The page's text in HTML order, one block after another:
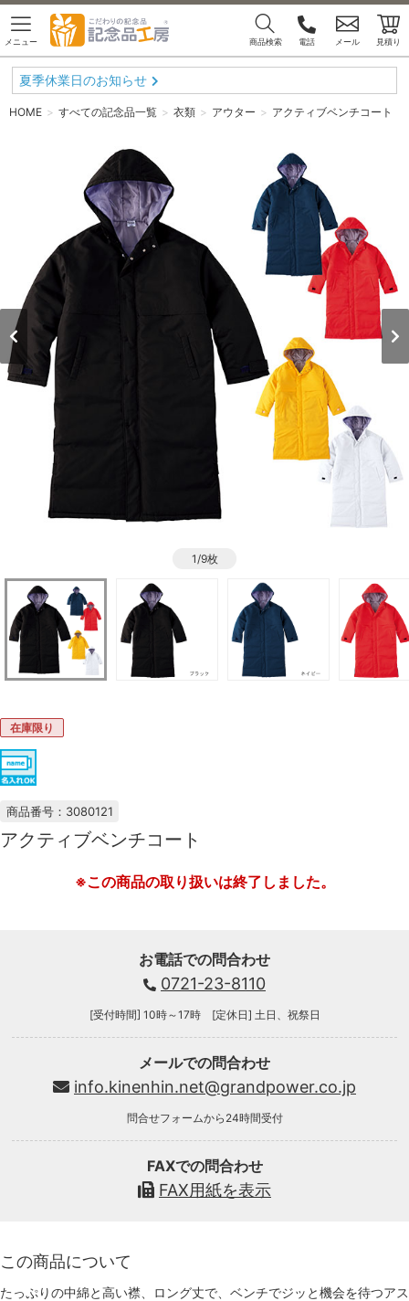
メニュー 商品検索 電話 メール 見積り
夏季休業日のお知らせ
HOME すべての記念品一覧 衣類 アウター アクティブベンチコート
1/9枚
在庫限り
商品番号：3080121
アクティブベンチコート
※この商品の取り扱いは終了しました。
お電話での問合わせ
0721-23-8110
[受付時間] 10時～17時 [定休日] 土日、祝祭日
メールでの問合わせ
info.kinenhin.net@grandpower.co.jp
問合せフォームから24時間受付
FAXでの問合わせ
FAX用紙を表示
この商品について
たっぷりの中綿と高い襟、ロング丈で、ベンチでジッと機会を待つアス